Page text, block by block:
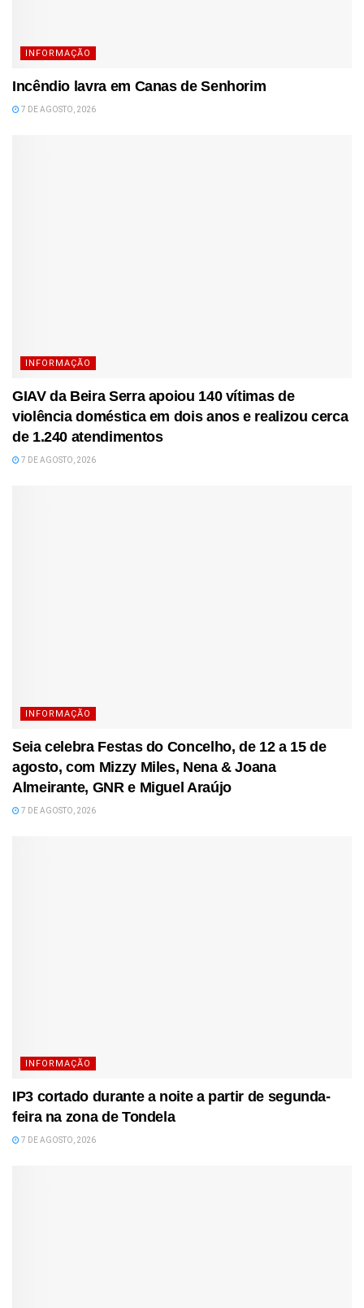
INFORMAÇÃO
Incêndio lavra em Canas de Senhorim
7 DE AGOSTO, 2026
INFORMAÇÃO
GIAV da Beira Serra apoiou 140 vítimas de
violência doméstica em dois anos e realizou cerca
de 1.240 atendimentos
7 DE AGOSTO, 2026
INFORMAÇÃO
Seia celebra Festas do Concelho, de 12 a 15 de
agosto, com Mizzy Miles, Nena & Joana
Almeirante, GNR e Miguel Araújo
7 DE AGOSTO, 2026
INFORMAÇÃO
IP3 cortado durante a noite a partir de segunda-
feira na zona de Tondela
7 DE AGOSTO, 2026